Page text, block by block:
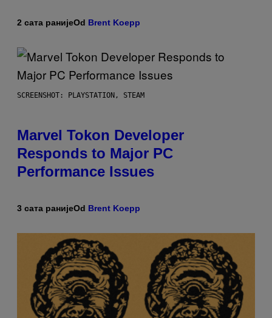
2 сата ранијеOd Brent Koepp
SCREENSHOT: PLAYSTATION, STEAM
Marvel Tokon Developer
Responds to Major PC
Performance Issues
3 сата ранијеOd Brent Koepp